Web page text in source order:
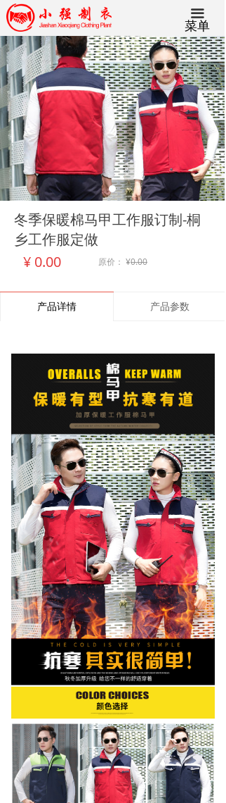
끀
菜单
¥ 0.00
冬季保暖棉马甲工作服订制-桐
乡工作服定做
原价： ¥0.00
产品详情 产品参数